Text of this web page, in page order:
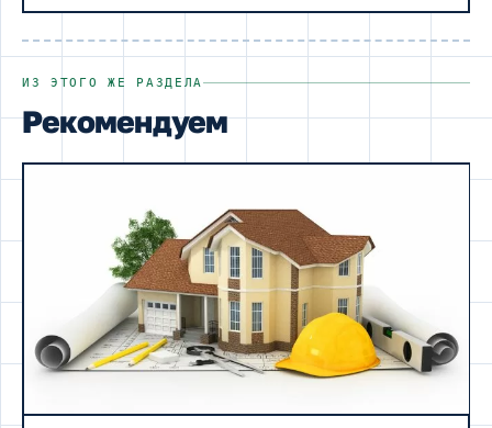
ИЗ ЭТОГО ЖЕ РАЗДЕЛА
Рекомендуем